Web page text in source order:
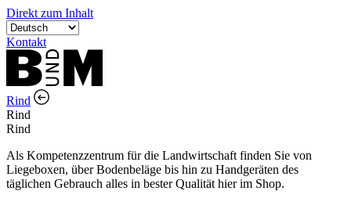
Direkt zum Inhalt
Kontakt
Rind
Rind
Rind
Als Kompetenzzentrum für die Landwirtschaft finden Sie von
Liegeboxen, über Bodenbeläge bis hin zu Handgeräten des
täglichen Gebrauch alles in bester Qualität hier im Shop.